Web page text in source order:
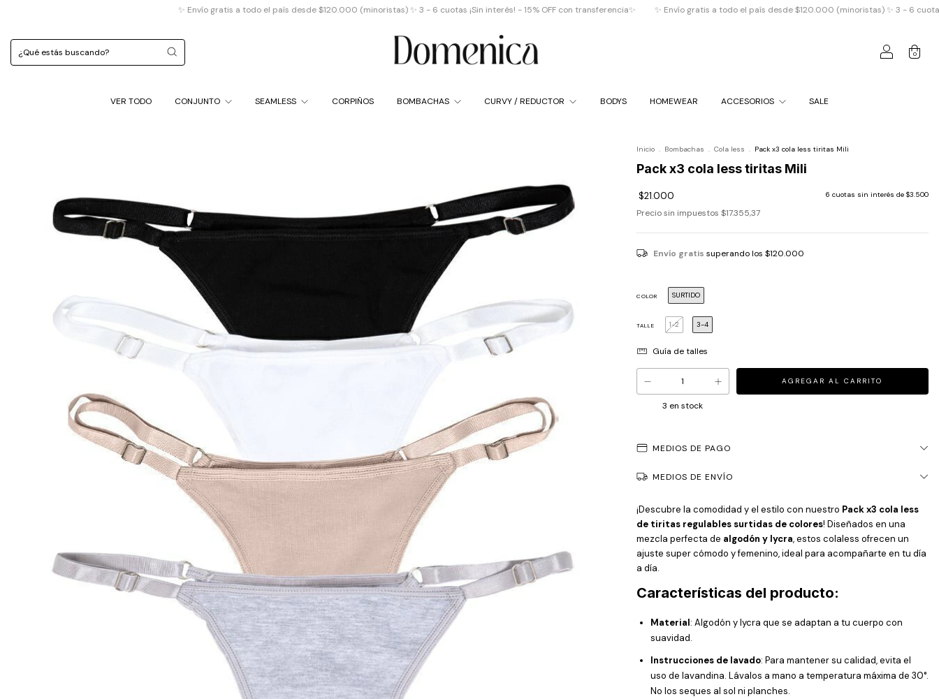
✨ Envío gratis a todo el país desde $120.000 (minoristas) ✨ 3 - 6 cuotas ¡Sin interés! - 15% OFF con transferencia✨ ✨ Envío gratis a todo el país desde $120.000 (minoristas) ✨ 3 - 6 cuotas ¡Sin
0
VER TODO CONJUNTO SEAMLESS CORPIÑOS BOMBACHAS CURVY / REDUCTOR BODYS HOMEWEAR ACCESORIOS SALE
Inicio . Bombachas . Cola less . Pack x3 cola less tiritas Mili
Pack x3 cola less tiritas Mili
$21.000 6 cuotas sin interés de $3.500
Precio sin impuestos $17.355,37
Envío gratis superando los$120.000
COLOR SURTIDO
TALLE 1-2 3-4
Guía de talles
3 en stock
MEDIOS DE PAGO
MEDIOS DE ENVÍO
¡Descubre la comodidad y el estilo con nuestro Pack x3 cola less
de tiritas regulables surtidas de colores! Diseñados en una
mezcla perfecta de algodón y lycra, estos colaless ofrecen un
ajuste super cómodo y femenino, ideal para acompañarte en tu día
a día.
Características del producto:
Material: Algodón y lycra que se adaptan a tu cuerpo con
suavidad.
Instrucciones de lavado: Para mantener su calidad, evita el
uso de lavandina. Lávalos a mano a temperatura máxima de 30°.
No los seques al sol ni planches.